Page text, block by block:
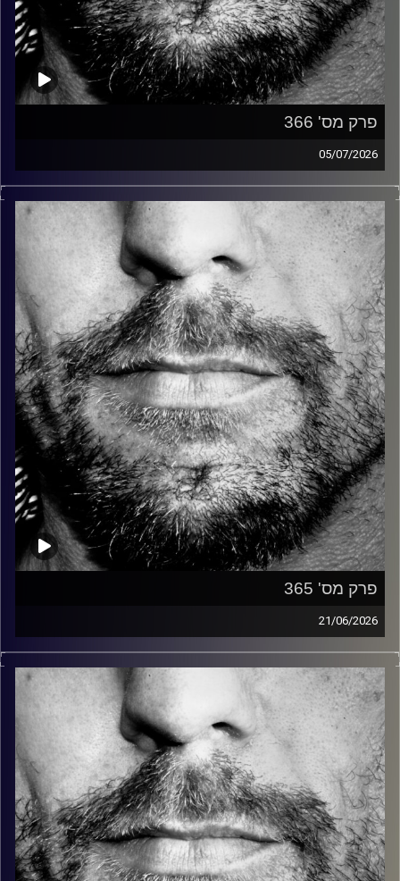
פרק מס' 366
05/07/2026
זיפים, מוזיקה מחוספסת של הופעות חיות. הרבה ג'אם, רוק,
בלוז, bluegrass, ג'אז, Fאנק, פרוגרסיב ואפילו אלקטרוניקה.
כל מה שחי, אמיתי ונושם.
עם שמוליק רגב.
קרדיט תמונות: David Goehring
פרק מס' 365
21/06/2026
זיפים, מוזיקה מחוספסת של הופעות חיות. הרבה ג'אם, רוק,
בלוז, bluegrass, ג'אז, Fאנק, פרוגרסיב ואפילו אלקטרוניקה.
כל מה שחי, אמיתי ונושם.
עם שמוליק רגב.
קרדיט תמונות: David Goehring